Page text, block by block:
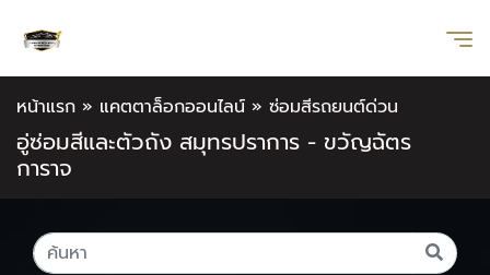
หน้าแรก » แคตตาล็อกออนไลน์ » ซ่อมสีรถยนต์ด่วน
อู่ซ่อมสีและตัวถัง สมุทรปราการ - ขวัญฉัตร
การาจ